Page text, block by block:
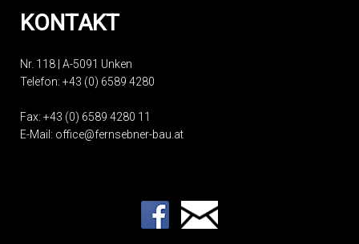
KONTAKT
Nr. 118 | A-5091 Unken
Telefon: +43 (0) 6589 4280
Fax: +43 (0) 6589 4280 11
E-Mail: office@fernsebner-bau.at